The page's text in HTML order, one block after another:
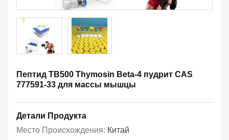
Пептид TB500 Thymosin Beta-4 пудрит CAS
777591-33 для массы мышцы
Детали Продукта
Место Происхождения: Китай